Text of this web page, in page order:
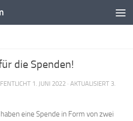
die Spenden!
1. JUNI 2022 · AKTUALISIERT 3.
eine Spende in Form von zwei